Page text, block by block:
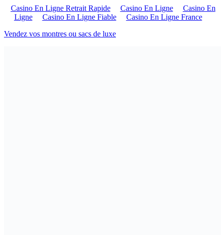
Casino En Ligne Retrait Rapide Casino En Ligne
Casino En
Ligne
Casino En Ligne Fiable
Casino En Ligne France
Vendez vos montres ou sacs de luxe